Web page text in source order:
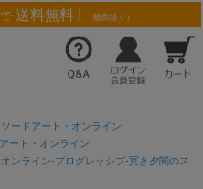
送料無料 ! （離島除く）
ソードアート・オンライン
ート・オンライン
ンライン-プログレッシブ-冥き夕闇のス